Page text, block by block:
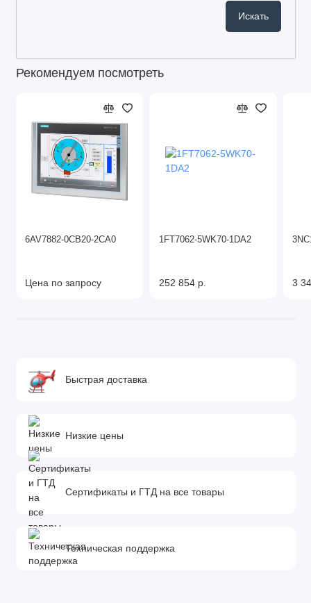
Рекомендуем посмотреть
6AV7882-0CB20-2CA0
Цена по запросу
1FT7062-5WK70-1DA2
252 854 р. 3
Быстрая доставка
Низкие цены
Сертификаты и ГТД на все товары
Техническая поддержка